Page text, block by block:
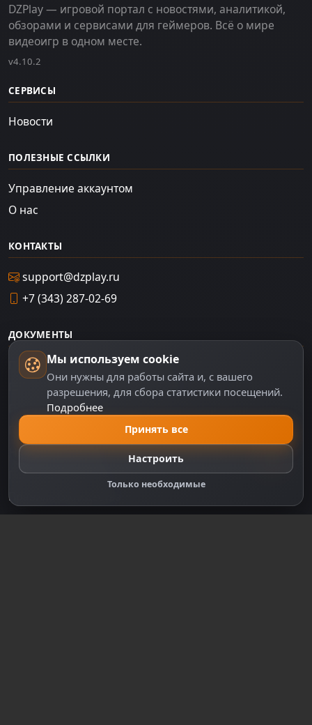
DZPlay — игровой портал с новостями, аналитикой,
обзорами и сервисами для геймеров. Всё о мире
видеоигр в одном месте.
v4.10.2
СЕРВИСЫ
Новости
ПОЛЕЗНЫЕ ССЫЛКИ
Управление аккаунтом
О нас
КОНТАКТЫ
support@dzplay.ru
+7 (343) 287-02-69
ДОКУМЕНТЫ
Пользовательское соглашение
Политика персональных данных
Правила оплаты
Настройки cookie
Правообладателям
Правила сообщества
Мы используем cookie
Они нужны для работы сайта и, с вашего
разрешения, для сбора статистики посещений.
Подробнее
Принять все
Настроить
Только необходимые